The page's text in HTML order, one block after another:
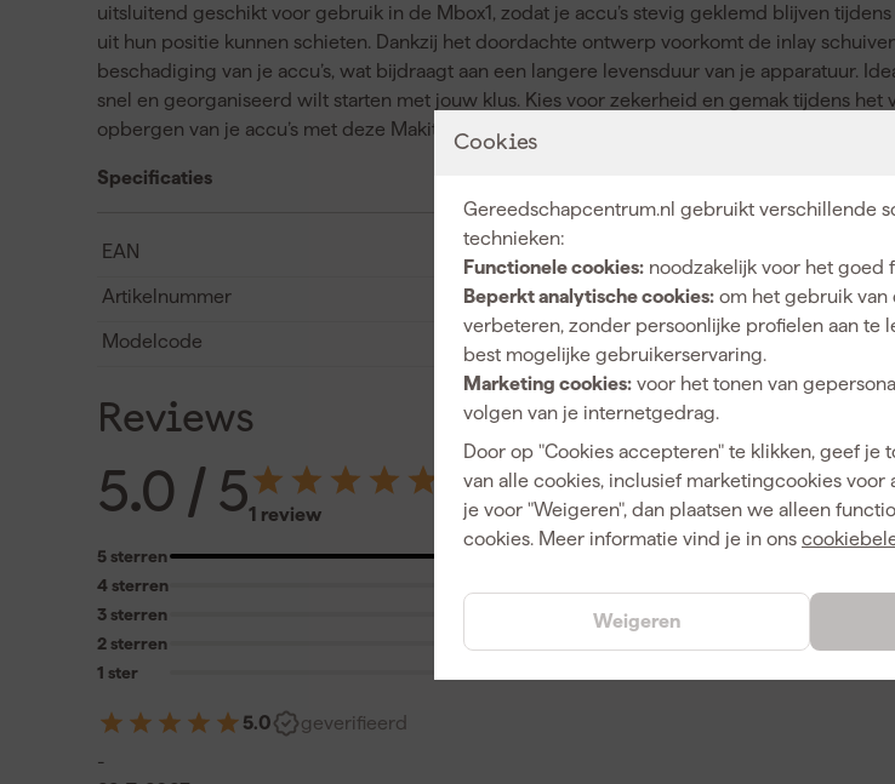
Cookies
Gereedschapcentrum.nl gebruikt verschillende
technieken:
Functionele cookies: noodzakelijk voor het goed
Beperkt analytische cookies: om het gebruik van
verbeteren, zonder persoonlijke profielen aan te
best mogelijke gebruikerservaring.
Marketing cookies: voor het tonen van
volgen van je internetgedrag.
Door op "Cookies accepteren" te klikken, geef
van alle cookies, inclusief marketingcookies voor
je voor "Weigeren", dan plaatsen we alleen
cookies. Meer informatie vind je in ons
Weigeren
uitsluitend geschikt voor gebruik in de Mbox1, zodat je accu’s stevig geklemd blijven
uit hun positie kunnen schieten. Dankzij het doordachte ontwerp voorkomt de inlay
beschadiging van je accu’s, wat bijdraagt aan een langere levensduur van je apparatuur.
snel en georganiseerd wilt starten met jouw klus. Kies voor zekerheid en gemak tijdens het
opbergen van je accu’s met deze Makita schuiminlay.
Specificaties
EAN
Artikelnummer
Modelcode
Reviews
5.0 / 51 review
5 sterren
4 sterren
3 sterren
2 sterren
1 ster
5.0
geverifieerd
-